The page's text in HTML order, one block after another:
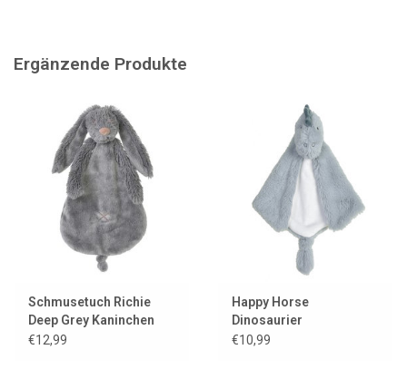
Ergänzende Produkte
Schmusetuch Richie
Deep Grey Kaninchen
dunkelgrau Happy
€12,99
Happy Horse
Dinosaurier
Kuscheltuch
€10,99